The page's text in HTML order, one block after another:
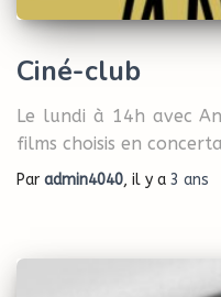
Ciné-club
Le lundi à 14h avec
films choisis en
Par admin4040, il y a 3 ans